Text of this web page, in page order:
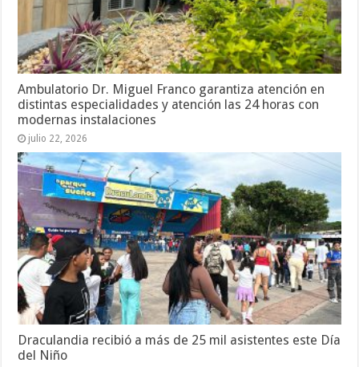
Ambulatorio Dr. Miguel Franco garantiza atención en
distintas especialidades y atención las 24 horas con
modernas instalaciones
julio 22, 2026
Draculandia recibió a más de 25 mil asistentes este Día
del Niño